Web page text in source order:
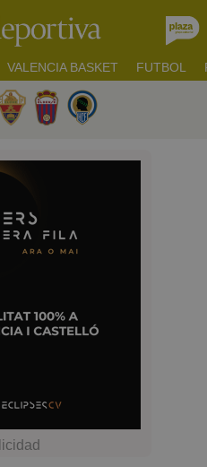
VALENCIA BASKET FUTBOL